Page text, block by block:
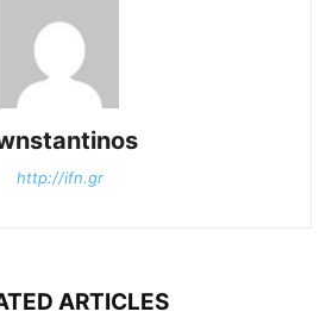
http://ifn.gr
ARTICLES